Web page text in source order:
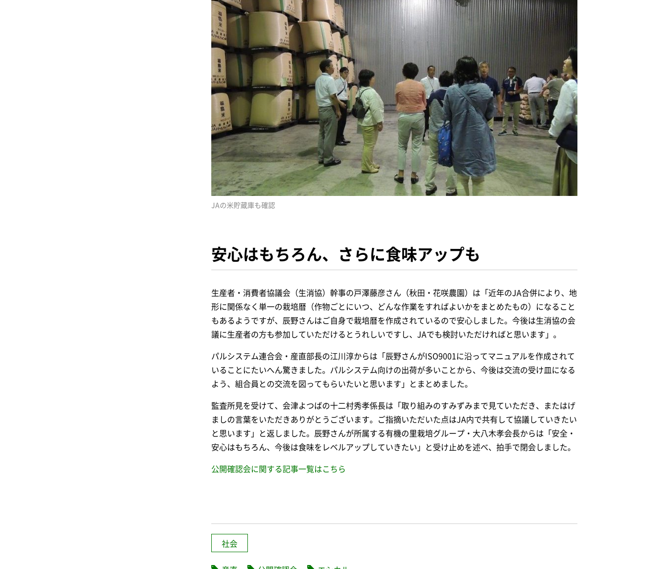
JAの米貯蔵庫も確認
安心はもちろん、さらに食味アップも
生産者・消費者協議会（生消協）幹事の戸澤藤彦さん（秋田・花咲農園）は「近年のJA合併により、地
形に関係なく単一の栽培暦（作物ごとにいつ、どんな作業をすればよいかをまとめたもの）になること
もあるようですが、辰野さんはご自身で栽培暦を作成されているので安心しました。今後は生消協の会
議に生産者の方も参加していただけるとうれしいですし、JAでも検討いただければと思います」。
パルシステム連合会・産直部長の江川淳からは「辰野さんがISO9001に沿ってマニュアルを作成されて
いることにたいへん驚きました。パルシステム向けの出荷が多いことから、今後は交流の受け皿になる
よう、組合員との交流を図ってもらいたいと思います」とまとめました。
監査所見を受けて、会津よつばの十二村秀孝係長は「取り組みのすみずみまで見ていただき、またはげ
ましの言葉をいただきありがとうございます。ご指摘いただいた点はJA内で共有して協議していきたい
と思います」と返しました。辰野さんが所属する有機の里栽培グループ・大八木孝会長からは「安全・
安心はもちろん、今後は食味をレベルアップしていきたい」と受け止めを述べ、拍手で閉会しました。
公開確認会に関する記事一覧はこちら
社会